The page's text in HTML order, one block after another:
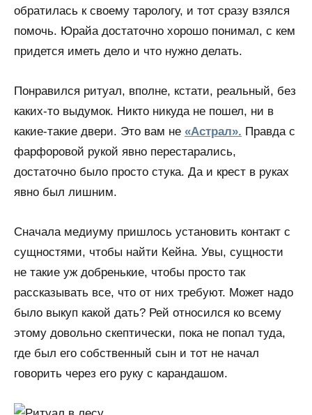
обратилась к своему тарологу, и тот сразу взялся
помочь. Юрайа достаточно хорошо понимал, с кем
придется иметь дело и что нужно делать.
Понравился ритуал, вполне, кстати, реальный, без
каких-то выдумок. Никто никуда не пошел, ни в
какие-такие двери. Это вам не «Астрал». Правда с
фарфоровой рукой явно перестарались,
достаточно было просто стука. Да и крест в руках
явно был лишним.
Сначала медиуму пришлось установить контакт с
сущностями, чтобы найти Кейна. Увы, сущности
не такие уж добренькие, чтобы просто так
рассказывать все, что от них требуют. Может надо
было выкуп какой дать? Рей относился ко всему
этому довольно скептически, пока не попал туда,
где был его собственный сын и тот не начал
говорить через его руку с карандашом.